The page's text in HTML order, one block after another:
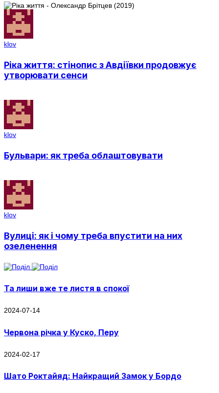
klov
Ріка життя: стінопис з Авдіївки продовжує
утворювати сенси
klov
Бульвари: як треба облаштовувати
klov
Вулиці: як і чому треба впустити на них
озеленення
Та лиши вже те листя в спокої
2024-07-14
Червона річка у Куско, Перу
2024-02-17
Шато Роктайяд: Найкращий Замок у Бордо